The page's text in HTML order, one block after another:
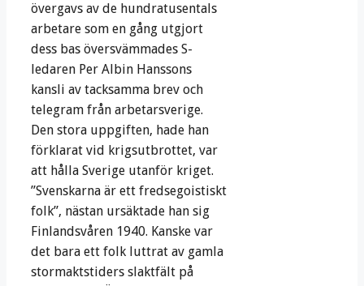
övergavs av de hundratusentals
arbetare som en gång utgjort
dess bas översvämmades S-
ledaren Per Albin Hanssons
kansli av tacksamma brev och
telegram från arbetarsverige.
Den stora uppgiften, hade han
förklarat vid krigsutbrottet, var
att hålla Sverige utanför kriget.
”Svenskarna är ett fredsegoistiskt
folk”, nästan ursäktade han sig
Finlandsvåren 1940. Kanske var
det bara ett folk luttrat av gamla
stormaktstiders slaktfält på